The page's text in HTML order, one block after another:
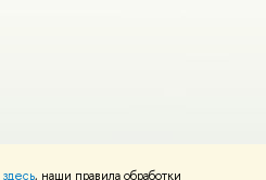
здесь, наши правила обработки